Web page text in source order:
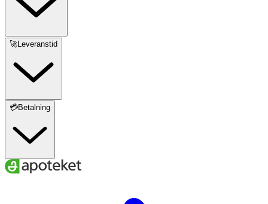
🚀Leveranstid
💳Betalning